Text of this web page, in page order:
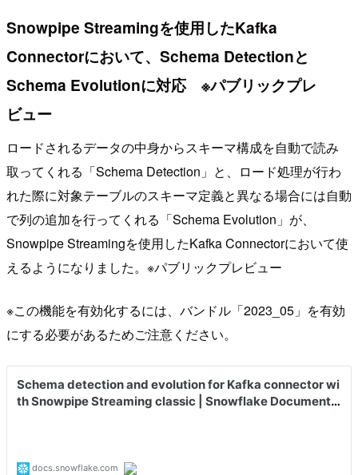
Snowpipe Streamingを使用したKafka
Connectorにおいて、Schema Detectionと
Schema Evolutionに対応 ※パブリックプレ
ビュー
ロードされるデータの中身からスキーマ構成を自動で読み
取ってくれる「Schema Detection」と、ロード処理が行わ
れた際に対象テーブルのスキーマ定義と異なる場合には自動
で列の追加を行ってくれる「Schema Evolution」が、
Snowpipe Streamingを使用したKafka Connectorにおいて使
えるようになりました。※パブリックプレビュー
※この機能を有効化するには、バンドル「2023_05」を有効
にする必要があるためご注意ください。